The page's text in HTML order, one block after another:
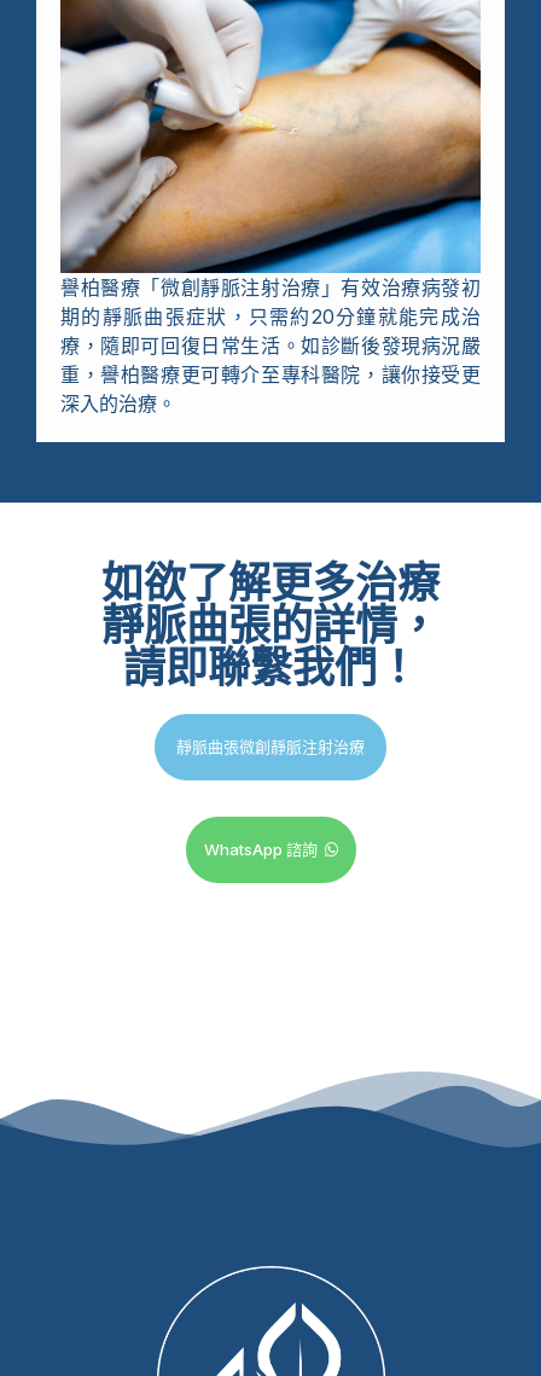
譽柏醫療「微創靜脈注射治療 」有效治療病發初
期的靜脈曲張症狀，只需約20分鐘就能完成治
療，隨即可回復日常生活。如診斷後發現病況嚴
重，譽柏醫療更可轉介至專科醫院，讓你接受更
深入的治療。
如欲了解更多治療
靜脈曲張的詳情，
請即聯繫我們！
靜脈曲張微創靜脈注射治療
WhatsApp 諮詢